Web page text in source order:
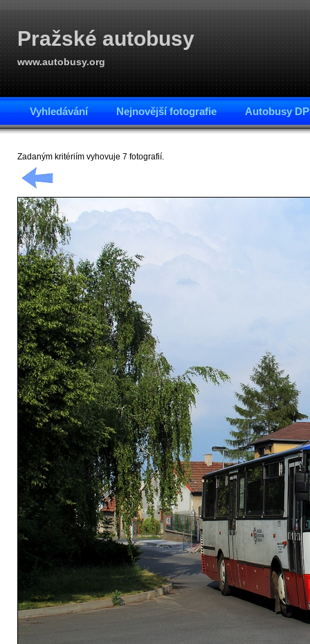
Pražské autobusy
www.autobusy.org
Vyhledávání Nejnovější fotografie Autobusy
Zadaným kritériím vyhovuje 7 fotografií.